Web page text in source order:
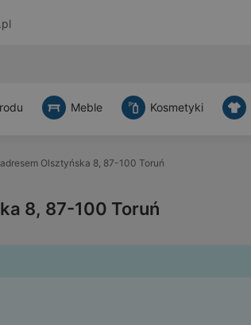
Meble Kosmetyki
Olsztyńska 8, 87-100 Toruń
8, 87-100 Toruń